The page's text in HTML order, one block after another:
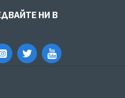
НИ В